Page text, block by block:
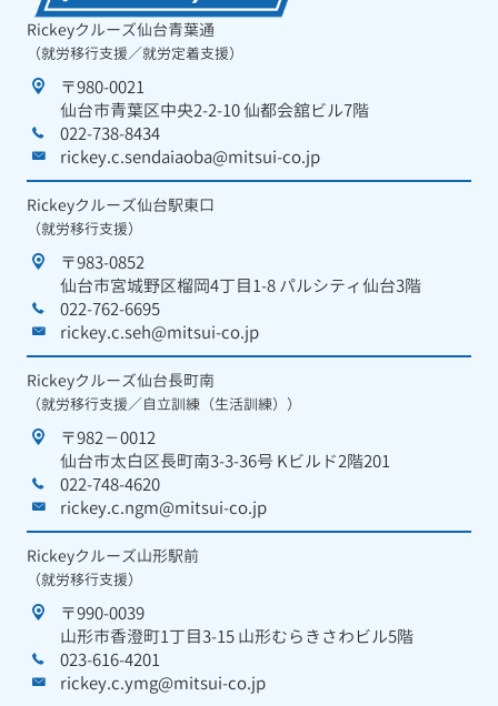
Rickeyクルーズ仙台青葉通
（就労移行支援／就労定着支援）
〒980-0021
仙台市青葉区中央2-2-10 仙都会舘ビル7階
022-738-8434
rickey.c.sendaiaoba@mitsui-co.jp
Rickeyクルーズ仙台駅東口
（就労移行支援）
〒983-0852
仙台市宮城野区榴岡4丁目1-8 パルシティ仙台3階
022-762-6695
rickey.c.seh@mitsui-co.jp
Rickeyクルーズ仙台長町南
（就労移行支援／自立訓練（生活訓練））
〒982－0012
仙台市太白区長町南3-3-36号 Kビルド2階201
022-748-4620
rickey.c.ngm@mitsui-co.jp
Rickeyクルーズ山形駅前
（就労移行支援）
〒990-0039
山形市香澄町1丁目3-15 山形むらきさわビル5階
023-616-4201
rickey.c.ymg@mitsui-co.jp